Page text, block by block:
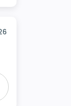
aux